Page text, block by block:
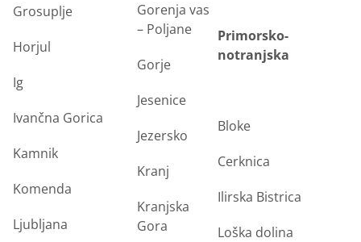
Grosuplje
Horjul
Ig
Ivančna Gorica
Kamnik
Komenda
Ljubljana
Gorenja vas
– Poljane
Gorje
Jesenice
Jezersko
Kranj
Kranjska
Gora
Primorsko-
notranjska
Bloke
Cerknica
Ilirska Bistrica
Loška dolina